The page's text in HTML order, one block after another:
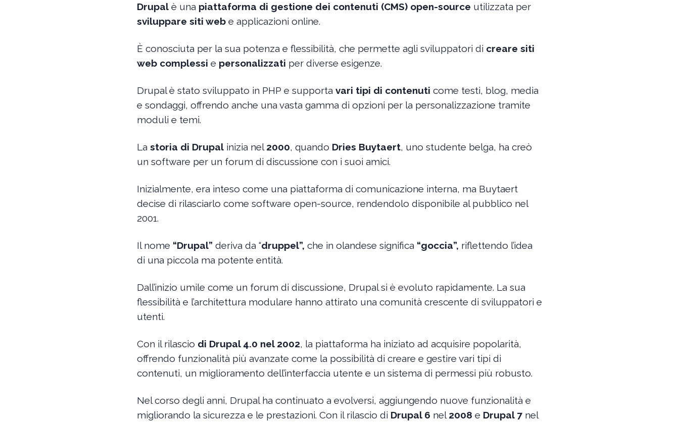
Drupalè una piattaforma di gestione dei contenuti (CMS) open-source utilizzata per
sviluppare siti webe applicazioni online.
È conosciuta per la sua potenza e flessibilità, che permette agli sviluppatori di creare siti
web complessi e personalizzati per diverse esigenze.
Drupal è stato sviluppato in PHP e supporta vari tipi di contenuti come testi, blog, media
e sondaggi, offrendo anche una vasta gamma di opzioni per la personalizzazione tramite
moduli e temi.
La storia di Drupalinizia nel 2000, quando Dries Buytaert, uno studente belga, ha creò
un software per un forum di discussione con i suoi amici.
Inizialmente, era inteso come una piattaforma di comunicazione interna, ma Buytaert
decise di rilasciarlo come software open-source, rendendolo disponibile al pubblico nel
2001.
Il nome “Drupal” deriva da “druppel”, che in olandese significa “goccia”, riflettendo l’idea
di una piccola ma potente entità.
Dall’inizio umile come un forum di discussione, Drupal si è evoluto rapidamente. La sua
flessibilità e l’architettura modulare hanno attirato una comunità crescente di sviluppatori e
utenti.
Con il rilascio di Drupal 4.0 nel 2002, la piattaforma ha iniziato ad acquisire popolarità,
offrendo funzionalità più avanzate come la possibilità di creare e gestire vari tipi di
contenuti, un miglioramento dell’interfaccia utente e un sistema di permessi più robusto.
Nel corso degli anni, Drupal ha continuato a evolversi, aggiungendo nuove funzionalità e
migliorando la sicurezza e le prestazioni. Con il rilascio di Drupal 6 nel 2008 e Drupal 7 nel